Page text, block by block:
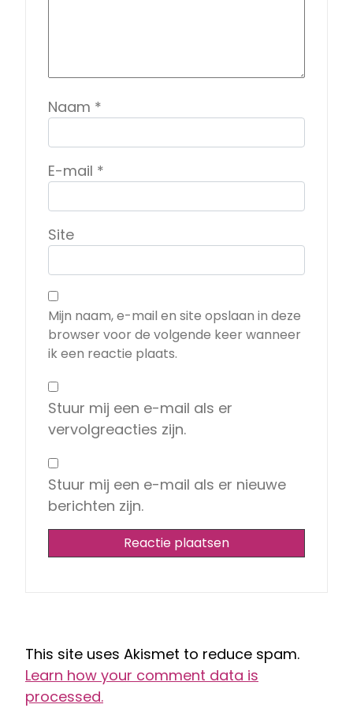
Naam *
E-mail *
Site
Mijn naam, e-mail en site opslaan in deze
browser voor de volgende keer wanneer
ik een reactie plaats.
Stuur mij een e-mail als er
vervolgreacties zijn.
Stuur mij een e-mail als er nieuwe
berichten zijn.
This site uses Akismet to reduce spam.
Learn how your comment data is
processed.